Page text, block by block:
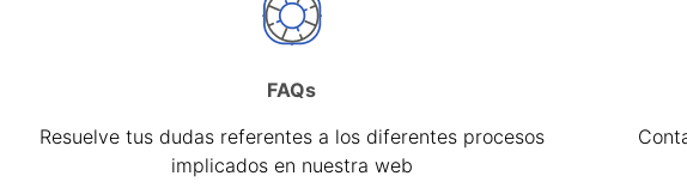
FAQs
Resuelve tus dudas referentes a los diferentes procesos
implicados en nuestra web